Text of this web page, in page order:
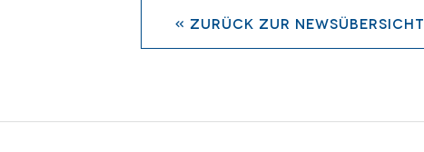
« zurück zur Newsübersicht